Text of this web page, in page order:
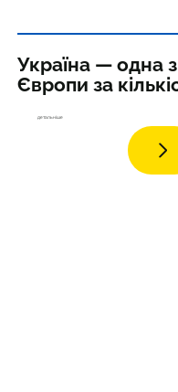
Україна — одна
Європи за
детальніше